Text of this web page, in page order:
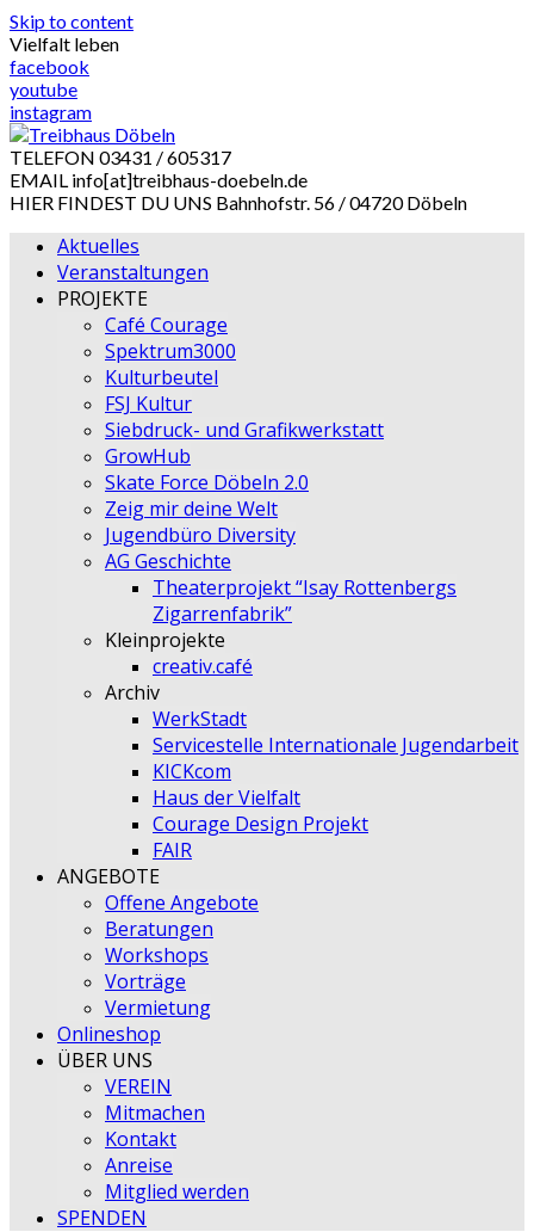
Skip to content
Vielfalt leben
facebook
youtube
instagram
TELEFON 03431 / 605317
EMAIL info[at]treibhaus-doebeln.de
HIER FINDEST DU UNS Bahnhofstr. 56 / 04720 Döbeln
Aktuelles
Veranstaltungen
PROJEKTE
Café Courage
Spektrum3000
Kulturbeutel
FSJ Kultur
Siebdruck- und Grafikwerkstatt
GrowHub
Skate Force Döbeln 2.0
Zeig mir deine Welt
Jugendbüro Diversity
AG Geschichte
Theaterprojekt “Isay Rottenbergs
Zigarrenfabrik”
Kleinprojekte
creativ.café
Archiv
WerkStadt
Servicestelle Internationale Jugendarbeit
KICKcom
Haus der Vielfalt
Courage Design Projekt
FAIR
ANGEBOTE
Offene Angebote
Beratungen
Workshops
Vorträge
Vermietung
Onlineshop
ÜBER UNS
VEREIN
Mitmachen
Kontakt
Anreise
Mitglied werden
SPENDEN